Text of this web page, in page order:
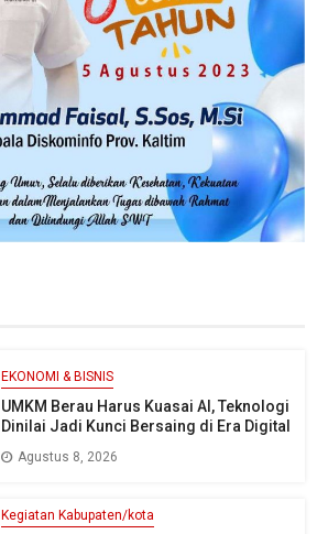
EKONOMI & BISNIS
UMKM Berau Harus Kuasai AI, Teknologi
Dinilai Jadi Kunci Bersaing di Era Digital
Agustus 8, 2026
Kegiatan Kabupaten/kota